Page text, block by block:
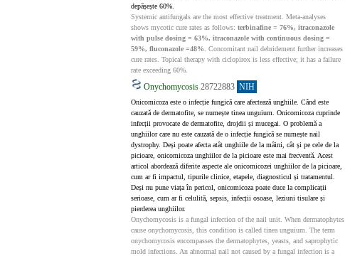
depășește 60%.
Systemic antifungals are the most effective treatment. Meta-analyses
shows mycotic cure rates as follows: terbinafine = 76%, itraconazole
with pulse dosing = 63%, itraconazole with continuous dosing =
59%, fluconazole =48% . Concomitant nail debridement further increases
cure rates. Topical therapy with ciclopirox is less effective; it has a failure
rate exceeding 60%.
Onychomycosis 28722883 NIH
Onicomicoza este o infecție fungică care afectează unghiile. Când este
cauzată de dermatofite, se numește tinea unguium. Onicomicoza cuprinde
infecții provocate de dermatofite, drojdii și mucegai. O problemă a
unghiilor care nu este cauzată de o infecție fungică se numește nail
dystrophy. Deși poate afecta atât unghiile de la mâini, cât și pe cele de la
picioare, onicomicoza unghiilor de la picioare este mai frecventă. Acest
articol abordează diferite aspecte ale onicomicozei unghiilor de la picioare,
cum ar fi impactul, tipurile clinice, etapele, diagnosticul și tratamentul.
Deși nu pune viața în pericol, onicomicoza poate duce la complicații
serioase, cum ar fi celulită, sepsis, infecții osoase, leziuni tisulare și
pierderea unghiilor.
Onychomycosis is a fungal infection of the nail unit. When dermatophytes
cause onychomycosis, this condition is called tinea unguium. The term
onychomycosis encompasses the dermatophytes, yeasts, and saprophytic
mold infections. An abnormal nail not caused by a fungal infection is a